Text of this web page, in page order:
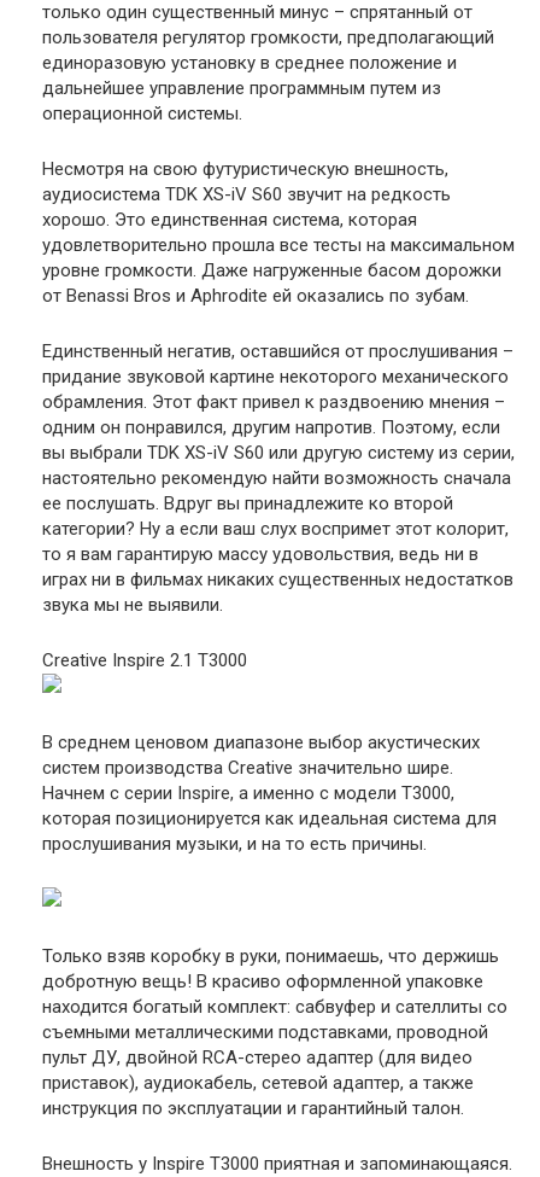
только один существенный минус – спрятанный от
пользователя регулятор громкости, предполагающий
единоразовую установку в среднее положение и
дальнейшее управление программным путем из
операционной системы.
Несмотря на свою футуристическую внешность,
аудиосистема TDK XS-iV S60 звучит на редкость
хорошо. Это единственная система, которая
удовлетворительно прошла все тесты на максимальном
уровне громкости. Даже нагруженные басом дорожки
от Benassi Bros и Aphrodite ей оказались по зубам.
Единственный негатив, оставшийся от прослушивания –
придание звуковой картине некоторого механического
обрамления. Этот факт привел к раздвоению мнения –
одним он понравился, другим напротив. Поэтому, если
вы выбрали TDK XS-iV S60 или другую систему из серии,
настоятельно рекомендую найти возможность сначала
ее послушать. Вдруг вы принадлежите ко второй
категории? Ну а если ваш слух воспримет этот колорит,
то я вам гарантирую массу удовольствия, ведь ни в
играх ни в фильмах никаких существенных недостатков
звука мы не выявили.
Creative Inspire 2.1 T3000
В среднем ценовом диапазоне выбор акустических
систем производства Creative значительно шире.
Начнем с серии Inspire, а именно с модели T3000,
которая позиционируется как идеальная система для
прослушивания музыки, и на то есть причины.
Только взяв коробку в руки, понимаешь, что держишь
добротную вещь! В красиво оформленной упаковке
находится богатый комплект: сабвуфер и сателлиты со
съемными металлическими подставками, проводной
пульт ДУ, двойной RCA-стерео адаптер (для видео
приставок), аудиокабель, сетевой адаптер, а также
инструкция по эксплуатации и гарантийный талон.
Внешность у Inspire T3000 приятная и запоминающаяся.